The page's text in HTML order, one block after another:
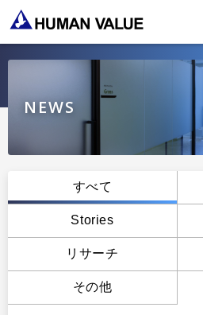
WHO WE ARE
会社概要
HVからのメッセージ
ミッション・バリュー
プライバシーポリシー
WHAT WE DO
リーダーシップ
PMI
出版
プラクティショナー養成
STORIES
イベント・セミナー
CONTACT
NEWS
すべて
Stories
リサーチ
その他